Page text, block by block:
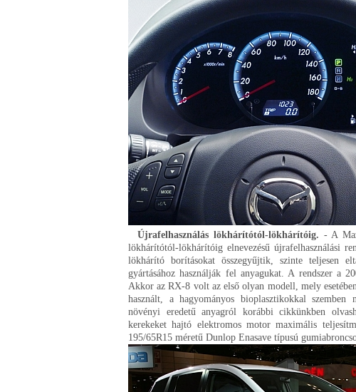
Újrafelhasználás lökhárítótól-lökhárítóig. - A
lökhárítótól-lökhárítóig elnevezésű újrafelhasználási
lökhárító borításokat összegyűjtik, szinte teljesen
gyártásához használják fel anyagukat. A rendszer a
Akkor az RX-8 volt az első olyan modell, mely
használt, a hagyományos bioplasztikokkal
növényi eredetű anyagról korábbi cikkünkben
kerekeket hajtó elektromos motor maximális
195/65R15 méretű Dunlop Enasave típusú